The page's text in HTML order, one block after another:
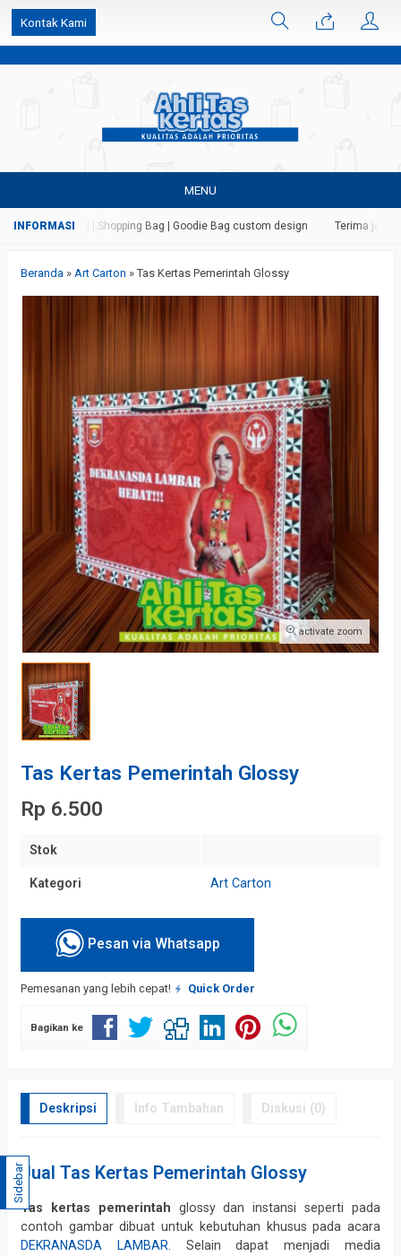
k6Ghe9jF9rmtx91MrSV7BIpW27id0SMW1kLEoe8rM2U
Kontak Kami
MENU
| Paper Bag | Shopping Bag | Goodie Bag custom design Terima jasa
Beranda » Art Carton » Tas Kertas Pemerintah Glossy
activate zoom
Tas Kertas Pemerintah Glossy
Rp 6.500
Stok
Kategori Art Carton
Pesan via Whatsapp
Pemesanan yang lebih cepat! Quick Order
Bagikan ke
Deskripsi Info Tambahan Diskusi (0)
Jual Tas Kertas Pemerintah Glossy
Tas kertas pemerintah glossy dan instansi seperti pada
contoh gambar dibuat untuk kebutuhan khusus pada acara
DEKRANASDA LAMBAR. Selain dapat menjadi media
Sidebar